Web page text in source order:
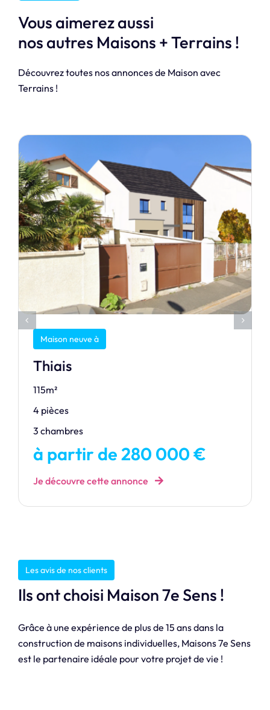
Vous aimerez aussi
nos autres Maisons + Terrains !
Découvrez toutes nos annonces de Maison avec
Terrains !
Maison neuve à
Thiais
115m²
4 pièces
3 chambres
à partir de 280 000 €
Je découvre cette annonce
Les avis de nos clients
Ils ont choisi Maison 7e Sens !
Grâce à une expérience de plus de 15 ans dans la
construction de maisons individuelles, Maisons 7e Sens
est le partenaire idéale pour votre projet de vie !